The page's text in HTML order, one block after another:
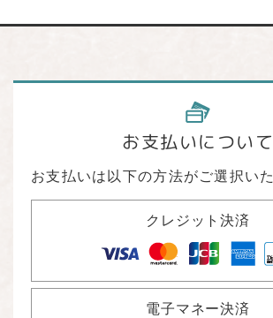
お支払いについて
お支払いは以下の方法がご選択い
クレジット決済
電子マネー決済